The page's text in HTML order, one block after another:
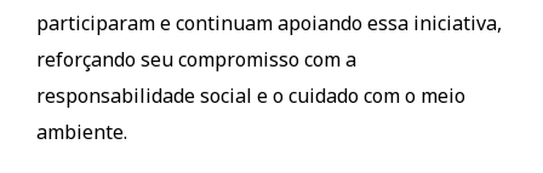
participaram e continuam apoiando essa iniciativa,
reforçando seu compromisso com a
responsabilidade social e o cuidado com o meio
ambiente.